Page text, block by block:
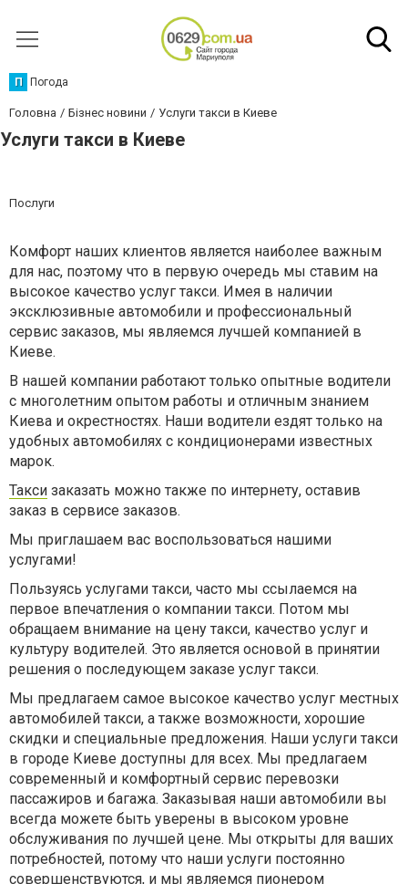
П Погода
Головна Бізнес новини Услуги такси в Киеве
Услуги такси в Киеве
Послуги
Комфорт наших клиентов является наиболее важным
для нас, поэтому что в первую очередь мы ставим на
высокое качество услуг такси. Имея в наличии
эксклюзивные автомобили и профессиональный
сервис заказов, мы являемся лучшей компанией в
Киеве.
В нашей компании работают только опытные водители
с многолетним опытом работы и отличным знанием
Киева и окрестностях. Наши водители ездят только на
удобных автомобилях с кондиционерами известных
марок.
Такси заказать можно также по интернету, оставив
заказ в сервисе заказов.
Мы приглашаем вас воспользоваться нашими
услугами!
Пользуясь услугами такси, часто мы ссылаемся на
первое впечатления о компании такси. Потом мы
обращаем внимание на цену такси, качество услуг и
культуру водителей. Это является основой в принятии
решения о последующем заказе услуг такси.
Мы предлагаем самое высокое качество услуг местных
автомобилей такси, а также возможности, хорошие
скидки и специальные предложения. Наши услуги такси
в городе Киеве доступны для всех. Мы предлагаем
современный и комфортный сервис перевозки
пассажиров и багажа. Заказывая наши автомобили вы
всегда можете быть уверены в высоком уровне
обслуживания по лучшей цене. Мы открыты для ваших
потребностей, потому что наши услуги постоянно
совершенствуются, и мы являемся пионером